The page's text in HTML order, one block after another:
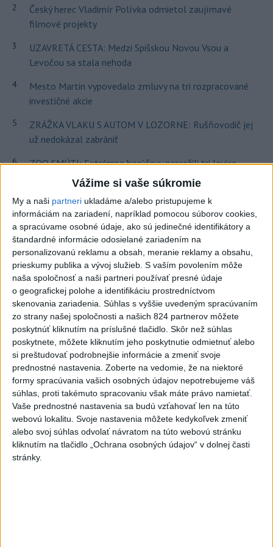
Vážime si vaše súkromie
My a naši partneri ukladáme a/alebo pristupujeme k
informáciám na zariadení, napríklad pomocou súborov cookies,
a spracúvame osobné údaje, ako sú jedinečné identifikátory a
štandardné informácie odosielané zariadením na
personalizovanú reklamu a obsah, meranie reklamy a obsahu,
prieskumy publika a vývoj služieb. S vaším povolením môže
naša spoločnosť a naši partneri používať presné údaje
o geografickej polohe a identifikáciu prostredníctvom
skenovania zariadenia. Súhlas s vyššie uvedeným spracúvaním
zo strany našej spoločnosti a našich 824 partnerov môžete
poskytnúť kliknutím na príslušné tlačidlo. Skôr než súhlas
poskytnete, môžete kliknutím jeho poskytnutie odmietnuť alebo
si preštudovať podrobnejšie informácie a zmeniť svoje
prednostné nastavenia. Zoberte na vedomie, že na niektoré
formy spracúvania vašich osobných údajov nepotrebujeme váš
súhlas, proti takémuto spracovaniu však máte právo namietať.
Vaše prednostné nastavenia sa budú vzťahovať len na túto
webovú lokalitu. Svoje nastavenia môžete kedykoľvek zmeniť
alebo svoj súhlas odvolať návratom na túto webovú stránku
kliknutím na tlačidlo „Ochrana osobných údajov“ v dolnej časti
stránky.
2
Český herec Vladimír Polívka odmietol zaujímavé
filmové projekty
3
UZAVRETÁ CESTA: Medzi Spišskou Novou Vsou a
Levočou sa stala nehoda
4
Mesto Martin vypovedalo zmluvy na tri rozpracované
investičné akcie
5
ZRÁŽKA VLAKU S AUTOM V LOZORNE: Rušňovodič jej
už nedokázal zabrániť
6 ZOO SMÚTI: Extrémne horúčavy neprežili tri levice
TEPLOTNÝ REKORD NA SLOVENSKU: Padol v Kamenici
nad Hronom
Najnovšie správy na Teraz.sk
Vyhlásenia
Priame prenosy z Národnej rady SR
Politika na sociálnych sieťach
Info
Zobraziť viac
Najnovšie videá Najsledovanejšie videá
TK: Rodinná karta